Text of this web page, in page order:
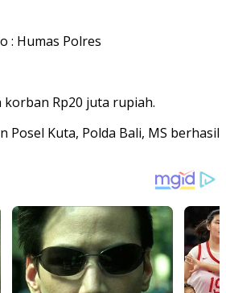
: Humas Polres
Rp20 juta rupiah.
Kuta, Polda Bali, MS berhasil